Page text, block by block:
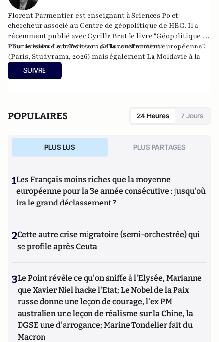
Florent Parmentier est enseignant à Sciences Po et
chercheur associé au Centre de géopolitique de HEC. Il a
récemment publié avec Cyrille Bret le livre "Géopolitique de
l'Eurovision. La bande-son de la construction européenne",
(Paris, Studyrama, 2026) mais égalementLa Moldavie à la
croisée des mondes
chemins de l’Etat de droit, la voie étroite des pays entre
Pour le suivre sur Twitter : @FlorentParmenti
SUIVRE
POPULAIRES 24 Heures 7 Jours
PLUS LUS PLUS PARTAGES
1Les Français moins riches que la moyenne
européenne pour la 3e année consécutive : jusqu'où
ira le grand déclassement ?
2Cette autre crise migratoire (semi-orchestrée) qui
se profile après Ceuta
3Le Point révèle ce qu'on sniffe à l'Elysée, Marianne
que Xavier Niel hacke l'Etat; Le Nobel de la Paix
russe donne une leçon de courage, l'ex PM
australien une leçon de réalisme sur la Chine, la
DGSE une d'arrogance; Marine Tondelier fait du
Macron